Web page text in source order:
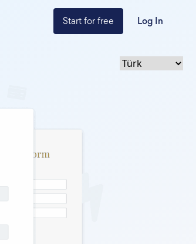
Start for free Log In